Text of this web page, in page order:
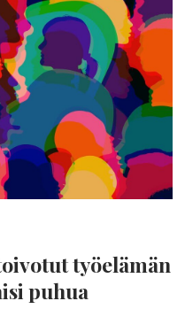
työelämän
puhua